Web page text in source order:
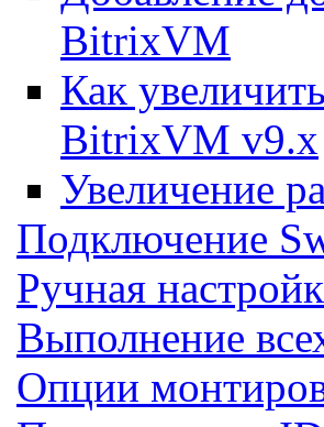
BitrixVM
Как
BitrixVM v9.x
Увеличение
Подключение
Ручная
Выполнение
Опции